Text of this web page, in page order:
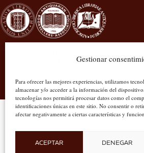
Gestionar
Para ofrecer las mejores experiencias, utilizamos
almacenar y/o acceder a la información del
tecnologías nos permitirá procesar datos como el
identificaciones únicas en este sitio. No consentir o
afectar negativamente a ciertas características y
ACEPTAR DENEGAR